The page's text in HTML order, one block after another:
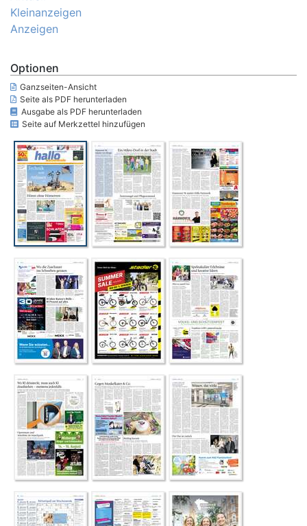
Kleinanzeigen
Anzeigen
Optionen
Ganzseiten-Ansicht
Seite als PDF herunterladen
Ausgabe als PDF herunterladen
Seite auf Merkzettel hinzufügen